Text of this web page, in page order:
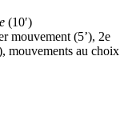
(10′)
mouvement (5’), 2e
mouvements au choix